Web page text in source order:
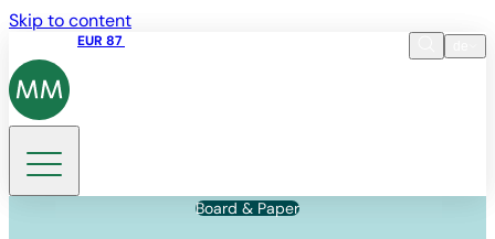
Skip to content
EUR 87
DE
Board & Paper